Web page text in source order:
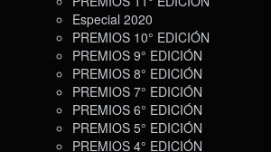
Especial 2020
PREMIOS 10° EDICIÓN
PREMIOS 9° EDICIÓN
PREMIOS 8° EDICIÓN
PREMIOS 7° EDICIÓN
PREMIOS 6° EDICIÓN
PREMIOS 5° EDICIÓN
PREMIOS 4° EDICIÓN